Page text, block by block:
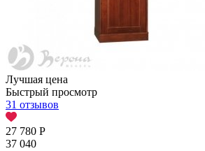
Лучшая цена
Быстрый просмотр
31 отзывов
27 780 Р
37 040